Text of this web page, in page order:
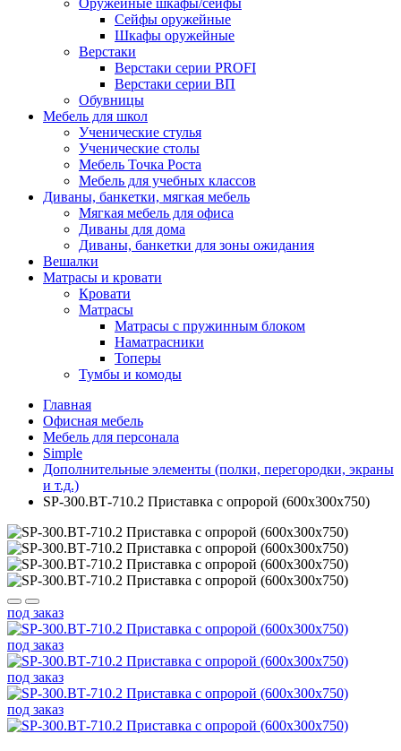
Оружейные шкафы/сейфы
Сейфы оружейные
Шкафы оружейные
Верстаки
Верстаки серии PROFI
Верстаки серии ВП
Обувницы
Мебель для школ
Ученические стулья
Ученические столы
Мебель Точка Роста
Мебель для учебных классов
Диваны, банкетки, мягкая мебель
Мягкая мебель для офиса
Диваны для дома
Диваны, банкетки для зоны ожидания
Вешалки
Матрасы и кровати
Кровати
Матрасы
Матрасы с пружинным блоком
Наматрасники
Топеры
Тумбы и комоды
Главная
Офисная мебель
Мебель для персонала
Simple
Дополнительные элементы (полки, перегородки, экраны
и т.д.)
SP-300.ВТ-710.2 Приставка с опророй (600х300х750)
под заказ
под заказ
под заказ
под заказ